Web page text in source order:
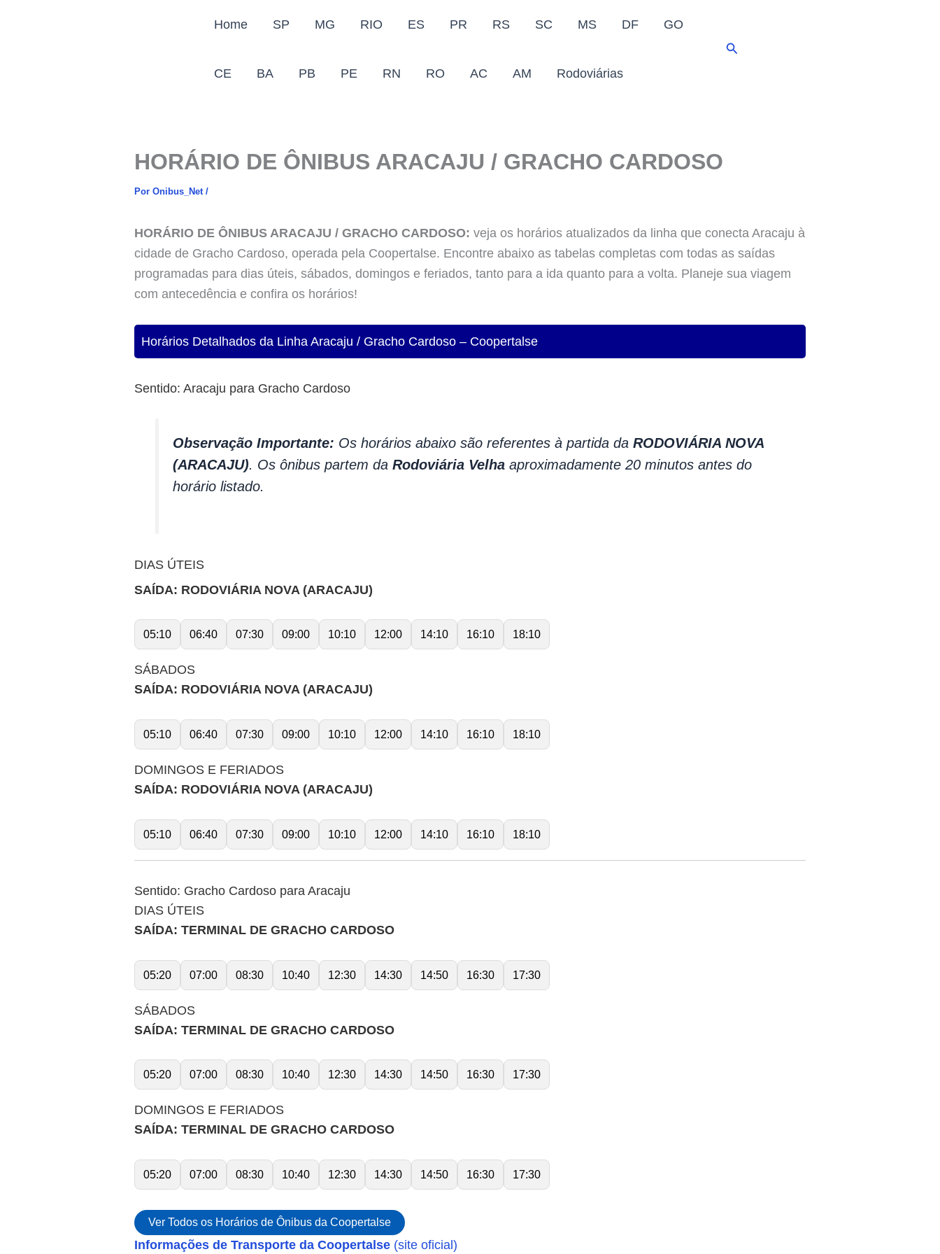
Home SP MG RIO ES PR RS SC MS DF GO
CE BA PB PE RN RO AC AM Rodoviárias
Pesquisar
HORÁRIO DE ÔNIBUS ARACAJU / GRACHO CARDOSO
Por Onibus_Net /
HORÁRIO DE ÔNIBUS ARACAJU / GRACHO CARDOSO: veja os horários atualizados da linha que conecta Aracaju à
cidade de Gracho Cardoso, operada pela Coopertalse. Encontre abaixo as tabelas completas com todas as saídas
programadas para dias úteis, sábados, domingos e feriados, tanto para a ida quanto para a volta. Planeje sua viagem
com antecedência e confira os horários!
Horários Detalhados da Linha Aracaju / Gracho Cardoso – Coopertalse
Sentido: Aracaju para Gracho Cardoso
Observação Importante: Os horários abaixo são referentes à partida da RODOVIÁRIA NOVA
(ARACAJU). Os ônibus partem da Rodoviária Velhaaproximadamente 20 minutos antes do
horário listado.
DIAS ÚTEIS
SAÍDA: RODOVIÁRIA NOVA (ARACAJU)
05:10 06:40 07:30 09:00 10:10 12:00 14:10 16:10 18:10
SÁBADOS
SAÍDA: RODOVIÁRIA NOVA (ARACAJU)
05:10 06:40 07:30 09:00 10:10 12:00 14:10 16:10 18:10
DOMINGOS E FERIADOS
SAÍDA: RODOVIÁRIA NOVA (ARACAJU)
05:10 06:40 07:30 09:00 10:10 12:00 14:10 16:10 18:10
Sentido: Gracho Cardoso para Aracaju
DIAS ÚTEIS
SAÍDA: TERMINAL DE GRACHO CARDOSO
05:20 07:00 08:30 10:40 12:30 14:30 14:50 16:30 17:30
SÁBADOS
SAÍDA: TERMINAL DE GRACHO CARDOSO
05:20 07:00 08:30 10:40 12:30 14:30 14:50 16:30 17:30
DOMINGOS E FERIADOS
SAÍDA: TERMINAL DE GRACHO CARDOSO
05:20 07:00 08:30 10:40 12:30 14:30 14:50 16:30 17:30
Ver Todos os Horários de Ônibus da Coopertalse
Informações de Transporte da Coopertalse (site oficial)